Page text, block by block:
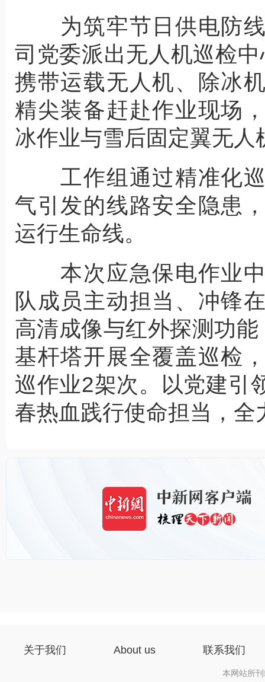
为筑牢节日供电防线
司党委派出无人机巡检
携带运载无人机、除冰
精尖装备赶赴作业现场
冰作业与雪后固定翼无人
工作组通过精准化巡
气引发的线路安全隐患
运行生命线。
本次应急保电作业中
队成员主动担当、冲锋
高清成像与红外探测功
基杆塔开展全覆盖巡检
巡作业2架次。以党建引
春热血践行使命担当，
关于我们 About us 联系我们
本网站所